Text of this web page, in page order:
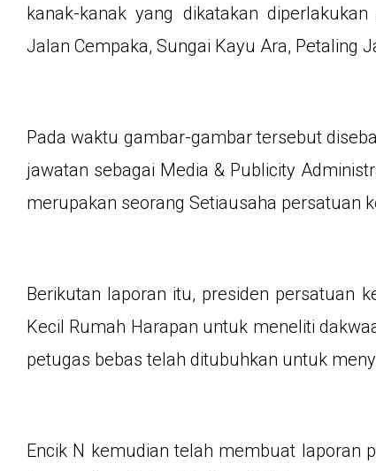
kanak-kanak yang dikatakan
Jalan Cempaka, Sungai Kayu Ara, Petaling
Pada waktu gambar-gambar tersebut
jawatan sebagai Media & Publicity
merupakan seorang Setiausaha persatuan
Berikutan laporan itu, presiden persatuan
Kecil Rumah Harapan untuk meneliti
petugas bebas telah ditubuhkan untuk
Encik N kemudian telah membuat laporan